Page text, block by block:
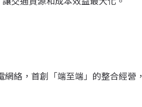
絡，首創「端至端」的整合經營，